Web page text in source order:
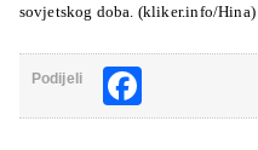
sovjetskog doba. (kliker.info/Hina)
Podijeli